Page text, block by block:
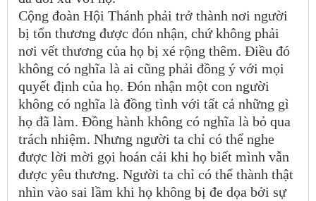
Cộng đoàn Hội Thánh phải trở thành nơi người
bị tổn thương được đón nhận, chứ không phải
nơi vết thương của họ bị xé rộng thêm. Điều đó
không có nghĩa là ai cũng phải đồng ý với mọi
quyết định của họ. Đón nhận một con người
không có nghĩa là đồng tình với tất cả những gì
họ đã làm. Đồng hành không có nghĩa là bỏ qua
trách nhiệm. Nhưng người ta chỉ có thể nghe
được lời mời gọi hoán cải khi họ biết mình vẫn
được yêu thương. Người ta chỉ có thể thành thật
nhìn vào sai lầm khi họ không bị đe dọa bởi sự